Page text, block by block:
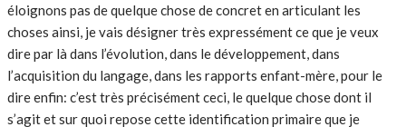
éloignons pas de quelque chose de concret en articulant les
choses ainsi, je vais désigner très expressément ce que je veux
dire par là dans l’évolution, dans le développement, dans
l’acquisition du langage, dans les rapports enfant-mère, pour le
dire enfin: c’est très précisément ceci, le quelque chose dont il
s’agit et sur quoi repose cette identification primaire que je